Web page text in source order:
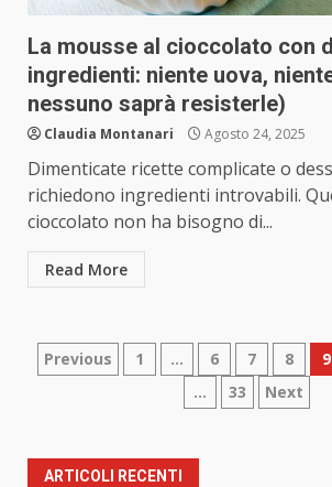
La mousse al cioccolato con
ingredienti: niente uova,
nessuno saprà resisterle)
Claudia Montanari Agosto 24, 2025
Dimenticate ricette complicate o
richiedono ingredienti introvabili.
cioccolato non ha bisogno di...
Read More
Paginazione
articoli
Previous 1 … 6 7 8 9
…
33 Next
ARTICOLI RECENTI